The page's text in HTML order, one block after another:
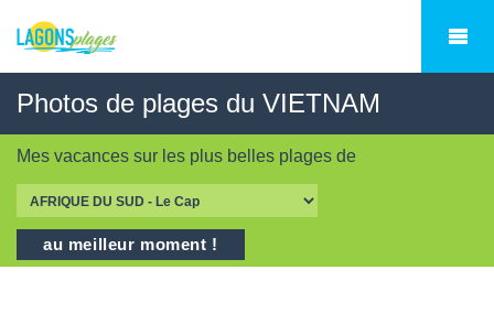
Photos de plages du VIETNAM
Mes vacances sur les plus belles plages de
au meilleur moment !